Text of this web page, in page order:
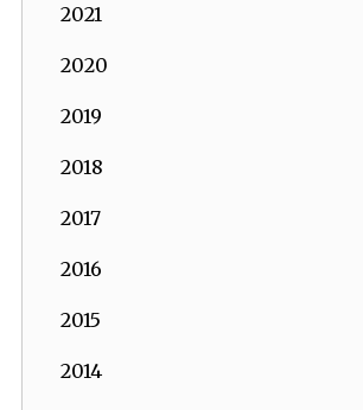
2021
2020
2019
2018
2017
2016
2015
2014